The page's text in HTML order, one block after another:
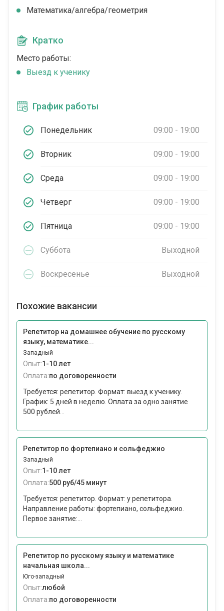
Математика/алгебра/геометрия
Кратко
Место работы:
Выезд к ученику
График работы
Понедельник 09:00 - 19:00
Вторник 09:00 - 19:00
Среда 09:00 - 19:00
Четверг 09:00 - 19:00
Пятница 09:00 - 19:00
Суббота Выходной
Воскресенье Выходной
Похожие вакансии
Репетитор на домашнее обучение по русскому
языку, математике...
Западный
Опыт:1-10 лет
Оплата:по договоренности
Требуется: репетитор. Формат: выезд к ученику.
График: 5 дней в неделю. Оплата за одно занятие
500 рублей...
Репетитор по фортепиано и сольфеджио
Западный
Опыт:1-10 лет
Оплата:500 руб/45 минут
Требуется: репетитор. Формат: у репетитора.
Направление работы: фортепиано, сольфеджио.
Первое занятие:...
Репетитор по русскому языку и математике
начальная школа...
Юго-западный
Опыт:любой
Оплата:по договоренности